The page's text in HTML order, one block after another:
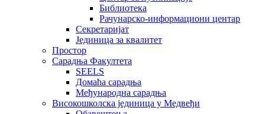
Библиотека
Рачунарско-информациони центар
Секретаријат
Јединица за квалитет
Простор
Сарадња Факултета
SEELS
Домаћа сарадња
Међународна сарадња
Високошколска јединица у Медвеђи